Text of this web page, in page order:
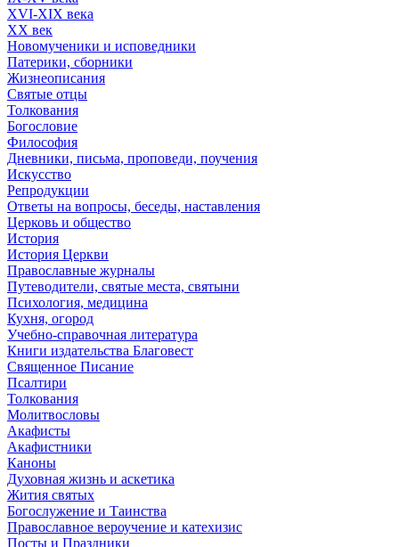
XVI-XIX века
XX век
Новомученики и исповедники
Патерики, сборники
Жизнеописания
Святые отцы
Толкования
Богословие
Философия
Дневники, письма, проповеди, поучения
Искусство
Репродукции
Ответы на вопросы, беседы, наставления
Церковь и общество
История
История Церкви
Православные журналы
Путеводители, святые места, святыни
Психология, медицина
Кухня, огород
Учебно-справочная литература
Книги издательства Благовест
Священное Писание
Псалтири
Толкования
Молитвословы
Акафисты
Акафистники
Каноны
Духовная жизнь и аскетика
Жития святых
Богослужение и Таинства
Православное вероучение и катехизис
Посты и Праздники